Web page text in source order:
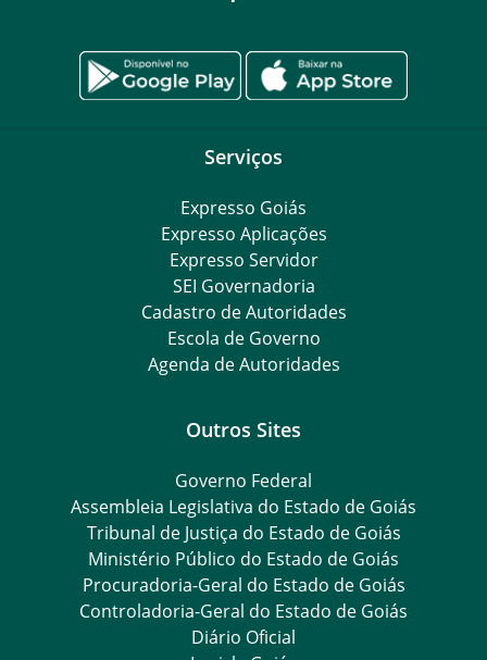
Serviços
Expresso Goiás
Expresso Aplicações
Expresso Servidor
SEI Governadoria
Cadastro de Autoridades
Escola de Governo
Agenda de Autoridades
Outros Sites
Governo Federal
Assembleia Legislativa do Estado de Goiás
Tribunal de Justiça do Estado de Goiás
Ministério Público do Estado de Goiás
Procuradoria-Geral do Estado de Goiás
Controladoria-Geral do Estado de Goiás
Diário Oficial